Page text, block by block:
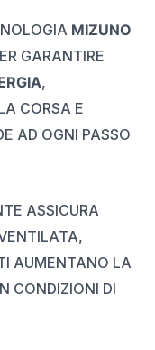
MIZUNO
GARANTIRE
,
CORSA E
AD OGNI PASSO
ASSICURA
AUMENTANO LA
CONDIZIONI DI